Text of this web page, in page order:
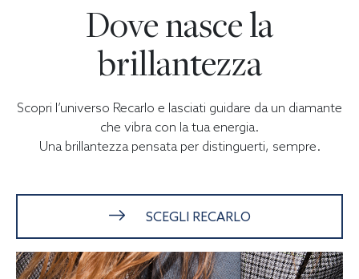
Dove nasce la
brillantezza
Scopri l’universo Recarlo e lasciati guidare da un diamante
che vibra con la tua energia.
Una brillantezza pensata per distinguerti, sempre.
SCEGLI RECARLO